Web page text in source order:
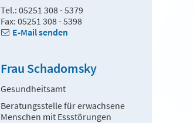
Tel.: 05251 308 - 5379
Fax: 05251 308 - 5398
E-Mail senden
Frau Schadomsky
Gesundheitsamt
Beratungsstelle für erwachsene
Menschen mit Essstörungen